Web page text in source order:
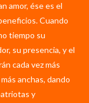
amor, ése es el
Cuando
tiempo su
su presencia, y el
cada vez más
anchas, dando
y